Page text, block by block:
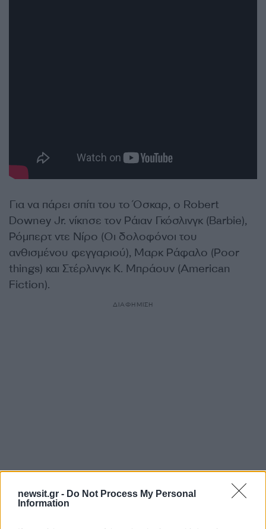
newsit.gr - Do Not Process My Personal
Information
Για να πάρει σπίτι του το Όσκαρ, ο Robert
Downey Jr. νίκησε τον Ράιαν Γκόσλινγκ (Barbie),
Ρόμπερτ ντε Νίρο (Οι δολοφόνοι του
ανθισμένου φεγγαριού), Μαρκ Ράφαλο (Poor
things) και Στέρλινγκ Κ. Μπράουν (American
Fiction).
ΔΙΑΦΗΜΙΣΗ